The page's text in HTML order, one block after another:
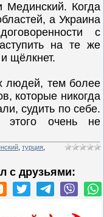
Мединский. Когда
а Украина
с
на те же
щёлкнет.
людей, тем более
которые никогда
судить по себе.
этого очень не
турция
c друзьями: